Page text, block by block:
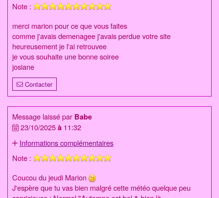
Note :
merci marion pour ce que vous faites
comme j'avais demenagee j'avais perdue votre site
heureusement je l'ai retrouvee
je vous souhaite une bonne soiree
josiane
Contacter
Message laissé par Babe
23/10/2025à 11:32
Informations complémentaires
Note :
Coucou du jeudi Marion
J'espère que tu vas bien malgré cette météo quelque peu